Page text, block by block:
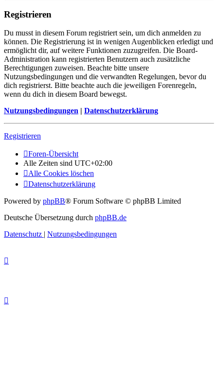
Registrieren
Du musst in diesem Forum registriert sein, um dich anmelden zu
können. Die Registrierung ist in wenigen Augenblicken erledigt und
ermöglicht dir, auf weitere Funktionen zuzugreifen. Die Board-
Administration kann registrierten Benutzern auch zusätzliche
Berechtigungen zuweisen. Beachte bitte unsere
Nutzungsbedingungen und die verwandten Regelungen, bevor du
dich registrierst. Bitte beachte auch die jeweiligen Forenregeln,
wenn du dich in diesem Board bewegst.
Nutzungsbedingungen | Datenschutzerklärung
Registrieren
Foren-Übersicht
Alle Zeiten sind UTC+02:00
Alle Cookies löschen
Datenschutzerklärung
Powered by phpBB® Forum Software © phpBB Limited
Deutsche Übersetzung durch phpBB.de
Datenschutz | Nutzungsbedingungen